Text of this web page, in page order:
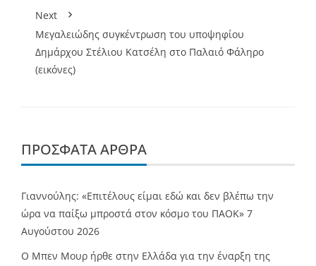
Next
Μεγαλειώδης συγκέντρωση του υποψηφίου
Δημάρχου Στέλιου Κατσέλη στο Παλαιό Φάληρο
(εικόνες)
ΠΡΌΣΦΑΤΑ ΆΡΘΡΑ
Γιαννούλης: «Επιτέλους είμαι εδώ και δεν βλέπω την
ώρα να παίξω μπροστά στον κόσμο του ΠΑΟΚ» 7
Αυγούστου 2026
O Mπεν Μουρ ήρθε στην Ελλάδα για την έναρξη της